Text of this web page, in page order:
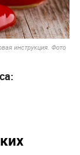
инструкция. Фото